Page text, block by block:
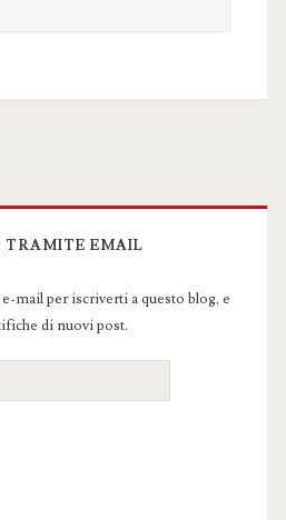
TRAMITE EMAIL
mail per iscriverti a questo blog, e
di nuovi post.